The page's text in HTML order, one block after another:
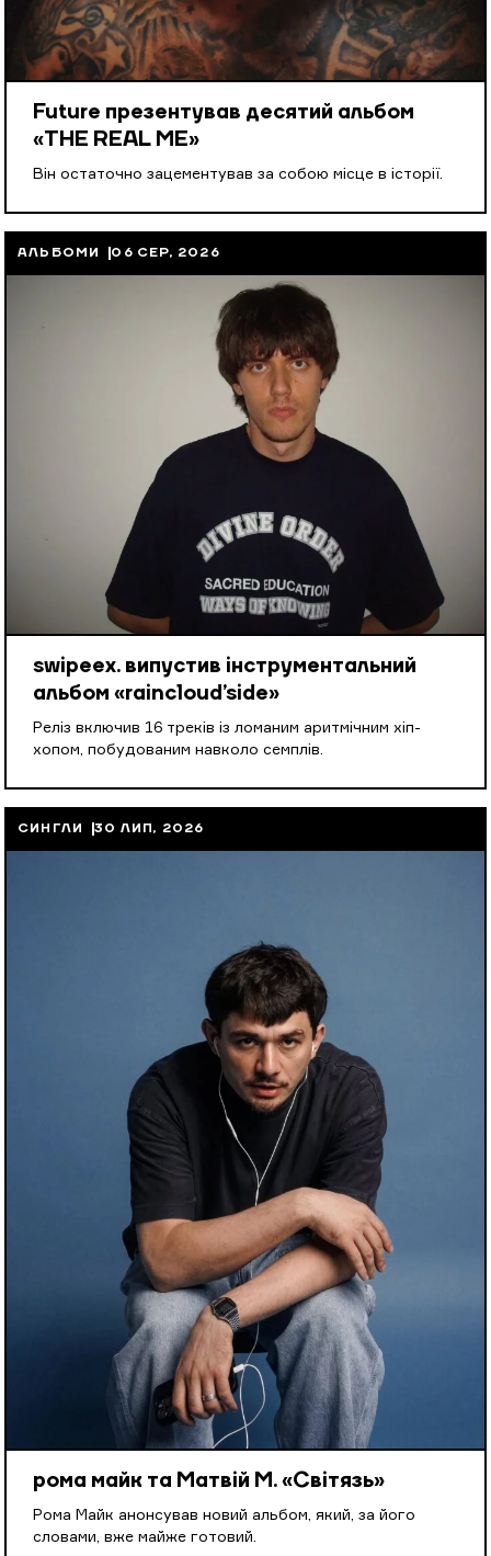
Future презентував десятий альбом
«THE REAL ME»
Він остаточно зацементував за собою місце в історії.
АЛЬБОМИ 06 СЕР, 2026
swipeex. випустив інструментальний
альбом «raincloud’side»
Реліз включив 16 треків із ломаним аритмічним хіп-
хопом, побудованим навколо семплів.
СИНГЛИ 30 ЛИП, 2026
рома майк та Матвій М. «Світязь»
Рома Майк анонсував новий альбом, який, за його
словами, вже майже готовий.